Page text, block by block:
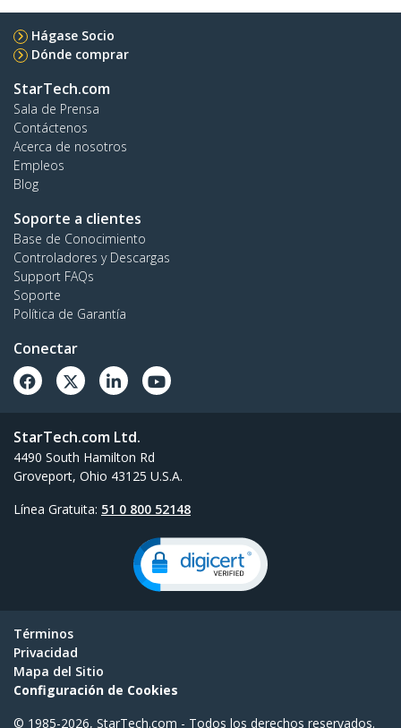
Hágase Socio
Dónde comprar
StarTech.com
Sala de Prensa
Contáctenos
Acerca de nosotros
Empleos
Blog
Soporte a clientes
Base de Conocimiento
Controladores y Descargas
Support FAQs
Soporte
Política de Garantía
Conectar
StarTech.com Ltd.
4490 South Hamilton Rd
Groveport, Ohio 43125 U.S.A.
Línea Gratuita: 51 0 800 52148
Términos
Privacidad
Mapa del Sitio
Configuración de Cookies
© 1985-2026, StarTech.com - Todos los derechos reservados.